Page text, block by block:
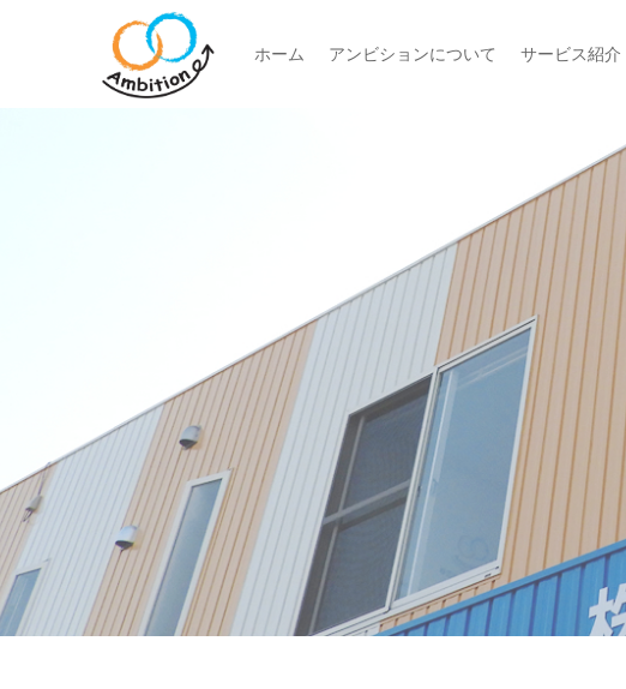
ホーム アンビションについて サービス紹介